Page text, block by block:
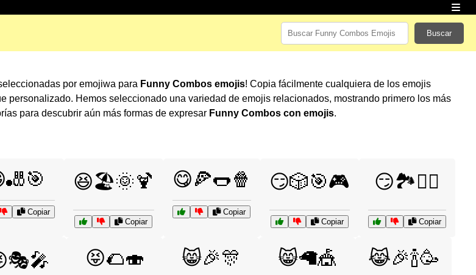
Buscar
por emojiwa para Funny Combos emojis! Copia fácilmente cualquiera de los emojis
personalizado. Hemos seleccionado una variedad de emojis relacionados, mostrando primero los más
para descubrir aún más formas de expresar Funny Combos con emojis.
Copiar
😆🏖️🌞🍹
Copiar
😋🍕🌭🍿
Copiar
😏🎲🎯🎮
Copiar
😏🏞️🚴‍♂️
Copiar
😝🌮🍣 😸🎉🎊 😸🦙🎪 😹🎉🍾🥳